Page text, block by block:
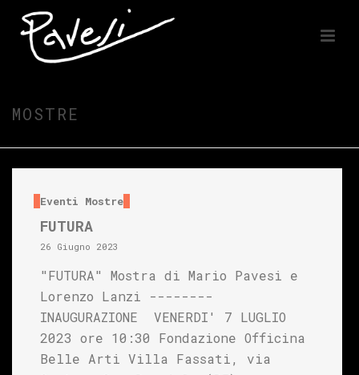
MOSTRE
Eventi Mostre
FUTURA
26 Giugno 2023
"FUTURA" Mostra di Mario Pavesi e
Lorenzo Lanzi --------
INAUGURAZIONE VENERDI' 7 LUGLIO
2023 ore 10:30 Fondazione Officina
Belle Arti Villa Fassati, via